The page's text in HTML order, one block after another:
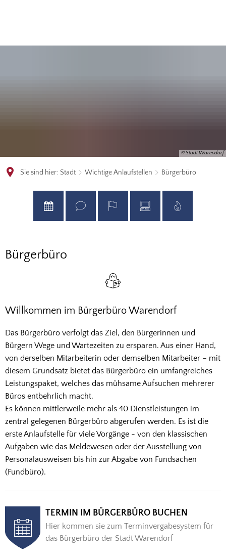
© Stadt Warendorf
Sie sind hier: Stadt Wichtige Anlaufstellen Bürgerbüro
Bürgerbüro
Bürgerbüro
Willkommen im Bürgerbüro Warendorf
Das Bürgerbüro verfolgt das Ziel, den Bürgerinnen und
Bürgern Wege und Wartezeiten zu ersparen. Aus einer Hand,
von derselben Mitarbeiterin oder demselben Mitarbeiter – mit
diesem Grundsatz bietet das Bürgerbüro ein umfangreiches
Leistungspaket, welches das mühsame Aufsuchen mehrerer
Büros entbehrlich macht.
Es können mittlerweile mehr als 40 Dienstleistungen im
zentral gelegenen Bürgerbüro abgerufen werden. Es ist die
erste Anlaufstelle für viele Vorgänge - von den klassischen
Aufgaben wie das Meldewesen oder der Ausstellung von
Personalausweisen bis hin zur Abgabe von Fundsachen
(Fundbüro).
TERMIN IM BÜRGERBÜRO BUCHEN
Hier kommen sie zum Terminvergabesystem für
das Bürgerbüro der Stadt Warendorf